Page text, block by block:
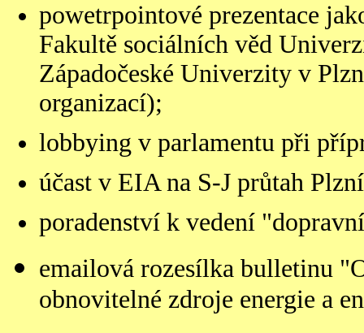
powetrpointové prezentace
Fakultě sociálních věd
Západočeské Univerzity v
organizací);
lobbying v parlamentu při
účast v EIA na S-J průtah
poradenství k vedení
emailová rozesílka bulletinu
obnovitelné zdroje energie a